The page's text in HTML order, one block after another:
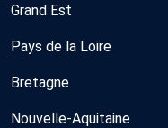
Grand Est
Pays de la Loire
Bretagne
Nouvelle-Aquitaine